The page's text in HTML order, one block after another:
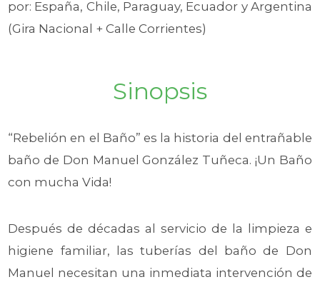
por: España, Chile, Paraguay, Ecuador y Argentina
(Gira Nacional + Calle Corrientes)
Sinopsis
“Rebelión en el Baño” es la historia del entrañable
baño de Don Manuel González Tuñeca. ¡Un Baño
con mucha Vida!
Después de décadas al servicio de la limpieza e
higiene familiar, las tuberías del baño de Don
Manuel necesitan una inmediata intervención de